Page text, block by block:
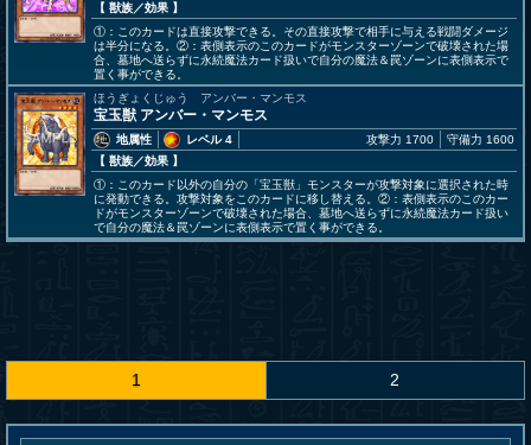
【 獣族／効果 】
①：このカードは直接攻撃できる。その直接攻撃で相手に与える戦闘ダメージ
は半分になる。②：表側表示のこのカードがモンスターゾーンで破壊された場
合、墓地へ送らずに永続魔法カード扱いで自分の魔法＆罠ゾーンに表側表示で
置く事ができる。
ほうぎょくじゅう アンバー・マンモス
宝玉獣 アンバー・マンモス
地属性
レベル 4
【 獣族／効果 】
攻撃力 1700 守備力 1600
①：このカード以外の自分の「宝玉獣」モンスターが攻撃対象に選択された時
に発動できる。攻撃対象をこのカードに移し替える。②：表側表示のこのカー
ドがモンスターゾーンで破壊された場合、墓地へ送らずに永続魔法カード扱い
で自分の魔法＆罠ゾーンに表側表示で置く事ができる。
1 2